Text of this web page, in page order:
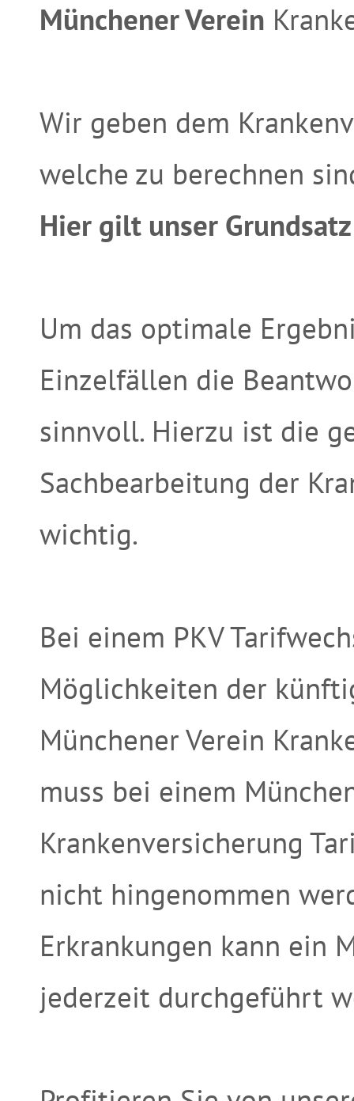
Münchener Verein
Wir geben dem
welche zu berechnen
Hier gilt unser
Um das optimale
Einzelfällen die
sinnvoll. Hierzu ist die
Sachbearbeitung der
wichtig.
Bei einem PKV
Möglichkeiten der
Münchener Verein
muss bei einem
Krankenversicherung
nicht hingenommen
Erkrankungen kann ein
jederzeit durchgeführt